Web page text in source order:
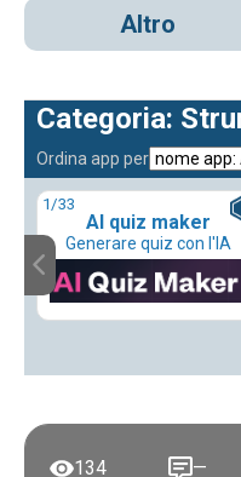
Altro
Categoria:
Ordina app per
1/33
AI quiz maker
Generare quiz con l'IA
134 —